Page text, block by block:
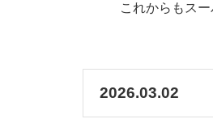
これからもスー
2026.03.02